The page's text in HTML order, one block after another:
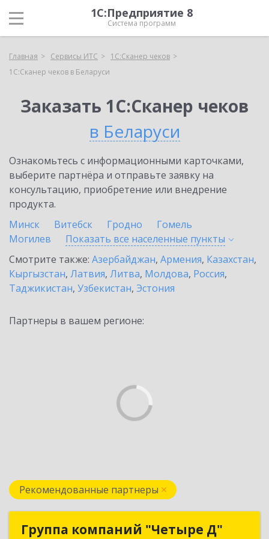
1С:Предприятие 8
Система программ
Главная Сервисы ИТС
1С:Сканер чеков
1С:Сканер чеков в Беларуси
Заказать 1С:Сканер чеков
в Беларуси
Ознакомьтесь с информационными карточками,
выберите партнёра и отправьте заявку на
консультацию, приобретение или внедрение
продукта.
Минск
Витебск Гродно
Гомель
Могилев
Показать все населенные пункты
Смотрите также: Азербайджан, Армения, Казахстан,
Кыргызстан, Латвия, Литва, Молдова, Россия,
Таджикистан, Узбекистан, Эстония
Партнеры в вашем регионе:
Рекомендованные партнеры
Группа компаний "Четыре Д"
Группа компаний "Четыре Д"